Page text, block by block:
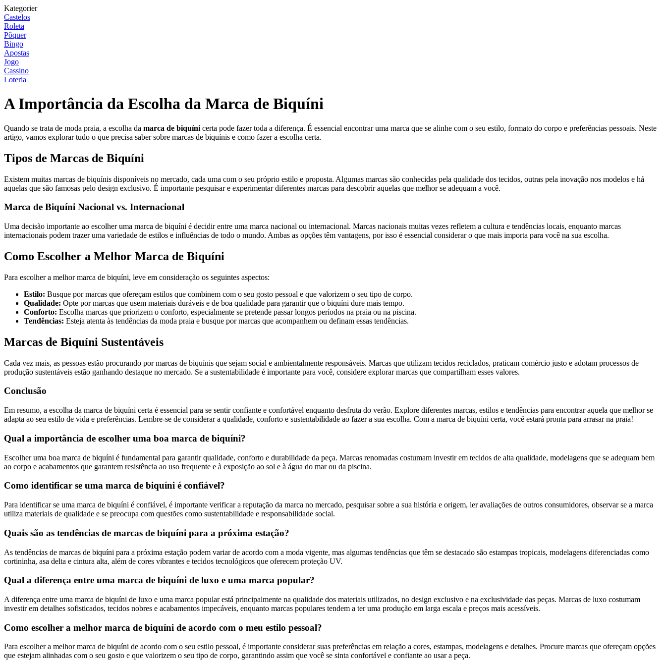
Kategorier
Castelos
Roleta
Pôquer
Bingo
Apostas
Jogo
Cassino
Loteria
A Importância da Escolha da Marca de Biquíni
Quando se trata de moda praia, a escolha da marca de biquíni certa pode fazer toda a diferença. É essencial encontrar uma marca que se alinhe com o seu estilo, formato do corpo e preferências pessoais. Neste
artigo, vamos explorar tudo o que precisa saber sobre marcas de biquínis e como fazer a escolha certa.
Tipos de Marcas de Biquíni
Existem muitas marcas de biquínis disponíveis no mercado, cada uma com o seu próprio estilo e proposta. Algumas marcas são conhecidas pela qualidade dos tecidos, outras pela inovação nos modelos e há
aquelas que são famosas pelo design exclusivo. É importante pesquisar e experimentar diferentes marcas para descobrir aquelas que melhor se adequam a você.
Marca de Biquíni Nacional vs. Internacional
Uma decisão importante ao escolher uma marca de biquíni é decidir entre uma marca nacional ou internacional. Marcas nacionais muitas vezes refletem a cultura e tendências locais, enquanto marcas
internacionais podem trazer uma variedade de estilos e influências de todo o mundo. Ambas as opções têm vantagens, por isso é essencial considerar o que mais importa para você na sua escolha.
Como Escolher a Melhor Marca de Biquíni
Para escolher a melhor marca de biquíni, leve em consideração os seguintes aspectos:
Estilo: Busque por marcas que ofereçam estilos que combinem com o seu gosto pessoal e que valorizem o seu tipo de corpo.
Qualidade: Opte por marcas que usem materiais duráveis e de boa qualidade para garantir que o biquíni dure mais tempo.
Conforto: Escolha marcas que priorizem o conforto, especialmente se pretende passar longos períodos na praia ou na piscina.
Tendências: Esteja atenta às tendências da moda praia e busque por marcas que acompanhem ou definam essas tendências.
Marcas de Biquíni Sustentáveis
Cada vez mais, as pessoas estão procurando por marcas de biquínis que sejam social e ambientalmente responsáveis. Marcas que utilizam tecidos reciclados, praticam comércio justo e adotam processos de
produção sustentáveis estão ganhando destaque no mercado. Se a sustentabilidade é importante para você, considere explorar marcas que compartilham esses valores.
Conclusão
Em resumo, a escolha da marca de biquíni certa é essencial para se sentir confiante e confortável enquanto desfruta do verão. Explore diferentes marcas, estilos e tendências para encontrar aquela que melhor se
adapta ao seu estilo de vida e preferências. Lembre-se de considerar a qualidade, conforto e sustentabilidade ao fazer a sua escolha. Com a marca de biquíni certa, você estará pronta para arrasar na praia!
Qual a importância de escolher uma boa marca de biquíni?
Escolher uma boa marca de biquíni é fundamental para garantir qualidade, conforto e durabilidade da peça. Marcas renomadas costumam investir em tecidos de alta qualidade, modelagens que se adequam bem
ao corpo e acabamentos que garantem resistência ao uso frequente e à exposição ao sol e à água do mar ou da piscina.
Como identificar se uma marca de biquíni é confiável?
Para identificar se uma marca de biquíni é confiável, é importante verificar a reputação da marca no mercado, pesquisar sobre a sua história e origem, ler avaliações de outros consumidores, observar se a marca
utiliza materiais de qualidade e se preocupa com questões como sustentabilidade e responsabilidade social.
Quais são as tendências de marcas de biquíni para a próxima estação?
As tendências de marcas de biquíni para a próxima estação podem variar de acordo com a moda vigente, mas algumas tendências que têm se destacado são estampas tropicais, modelagens diferenciadas como
cortininha, asa delta e cintura alta, além de cores vibrantes e tecidos tecnológicos que oferecem proteção UV.
Qual a diferença entre uma marca de biquíni de luxo e uma marca popular?
A diferença entre uma marca de biquíni de luxo e uma marca popular está principalmente na qualidade dos materiais utilizados, no design exclusivo e na exclusividade das peças. Marcas de luxo costumam
investir em detalhes sofisticados, tecidos nobres e acabamentos impecáveis, enquanto marcas populares tendem a ter uma produção em larga escala e preços mais acessíveis.
Como escolher a melhor marca de biquíni de acordo com o meu estilo pessoal?
Para escolher a melhor marca de biquíni de acordo com o seu estilo pessoal, é importante considerar suas preferências em relação a cores, estampas, modelagens e detalhes. Procure marcas que ofereçam opções
que estejam alinhadas com o seu gosto e que valorizem o seu tipo de corpo, garantindo assim que você se sinta confortável e confiante ao usar a peça.